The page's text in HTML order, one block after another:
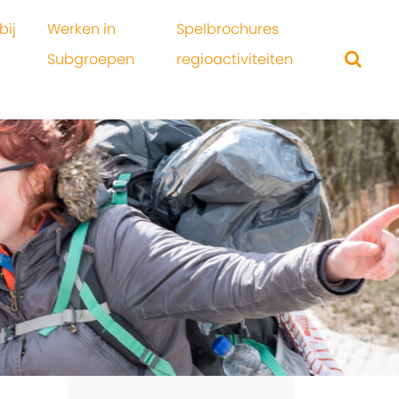
Werken in
Subgroepen
Spelbrochures
regioactiviteiten